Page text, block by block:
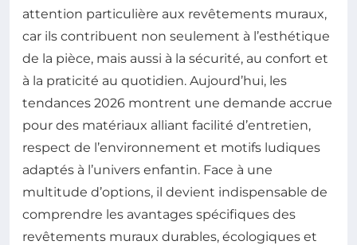
attention particulière aux revêtements muraux,
car ils contribuent non seulement à l’esthétique
de la pièce, mais aussi à la sécurité, au confort et
à la praticité au quotidien. Aujourd’hui, les
tendances 2026 montrent une demande accrue
pour des matériaux alliant facilité d’entretien,
respect de l’environnement et motifs ludiques
adaptés à l’univers enfantin. Face à une
multitude d’options, il devient indispensable de
comprendre les avantages spécifiques des
revêtements muraux durables, écologiques et